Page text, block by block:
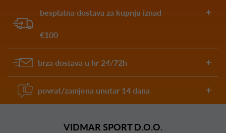
besplatna dostava za kupnju iznad
€100
brza dostava u hr 24/72h
povrat/zamjena unutar 14 dana
VIDMAR SPORT D.O.O.